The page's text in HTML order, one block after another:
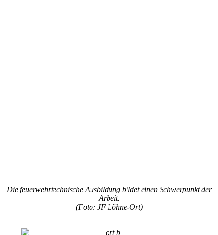
Die feuerwehrtechnische Ausbildung bildet einen Schwerpunkt der
Arbeit.
(Foto: JF Löhne-Ort)